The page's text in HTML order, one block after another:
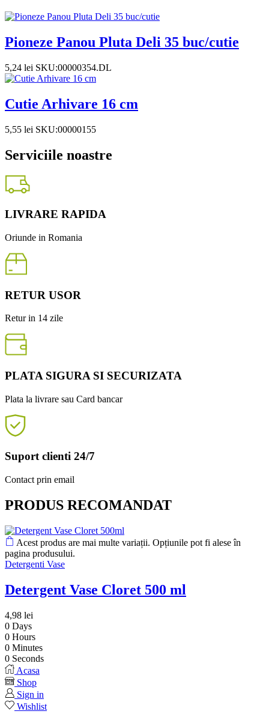
Pioneze Panou Pluta Deli 35 buc/cutie
5,24 lei SKU:00000354.DL
Cutie Arhivare 16 cm
5,55 lei SKU:00000155
Serviciile noastre
LIVRARE RAPIDA
Oriunde in Romania
RETUR USOR
Retur in 14 zile
PLATA SIGURA SI SECURIZATA
Plata la livrare sau Card bancar
Suport clienti 24/7
Contact prin email
PRODUS RECOMANDAT
Acest produs are mai multe variații. Opțiunile pot fi alese în
pagina produsului.
Detergenti Vase
Detergent Vase Cloret 500 ml
4,98 lei
0 Days
0 Hours
0 Minutes
0 Seconds
Acasa
Shop
Sign in
Wishlist